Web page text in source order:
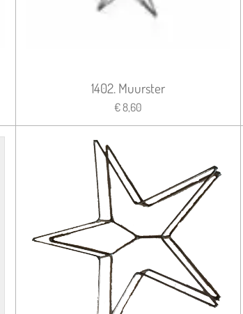
1402. Muurster
€ 8,60